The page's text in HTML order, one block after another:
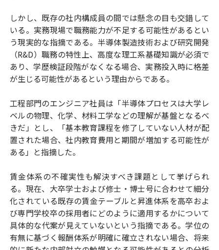
しかし、既存の社内構成員の間では懸念の目も交錯して
いる。実務現場で職務能力が不足する可能性があるとい
う現実的な指摘である。半導体製造技術および研究開発
（R&D）職務の特性上、高度な理工系基礎知識が必須で
あり、学歴検証段階がなくなる場合、実務投入時に格差
が生じる可能性があるという理由からである。
工程部門のエンジニア社員は「半導体プロセスは大学レ
ベルの物理、化学、材料工学などの理解が基盤となるべ
きだ」とし、「基本教育課程を修了していない人材が配
置された場合、社内教育費用と期間が増加する可能性が
ある」と指摘した。
賃金体系の不確実性も解決すべき課題として挙げられ
る。現在、大卒学士および修士・博士号に合わせて細分
化されている既存の賃金テーブルと昇進体系を高卒およ
び専門学校卒の採用者にどのように適用するかについて
具体的な代案が見えていないという指摘である。学位の
有無に基づく報酬体系が明確に確立されない場合、将来